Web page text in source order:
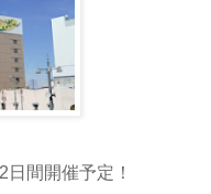
間開催予定！